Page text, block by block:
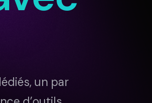
Connexion
un par